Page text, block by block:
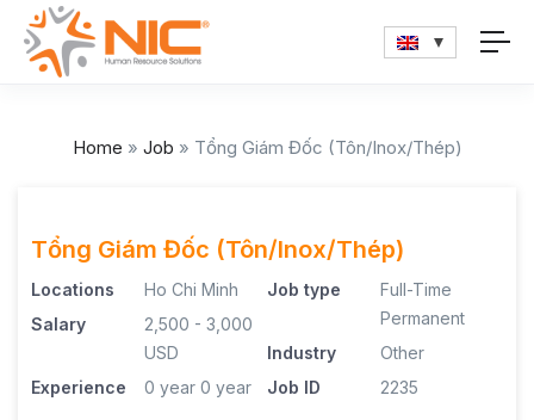
Home » Job » Tổng Giám Đốc (Tôn/Inox/Thép)
Tổng Giám Đốc (Tôn/Inox/Thép)
Locations
Ho Chi Minh
Salary
2,500 - 3,000
USD
Experience
0 year 0 year
Job type
Full-Time
Permanent
Industry
Other
Job ID
2235